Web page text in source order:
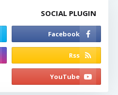
SOCIAL PLUGIN